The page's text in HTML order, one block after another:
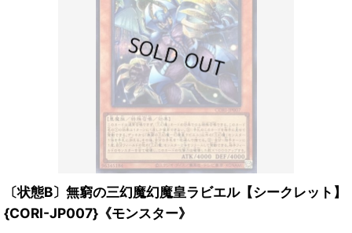
〔状態B〕無窮の三幻魔幻魔皇ラビエル【シークレット】
{CORI-JP007}《モンスター》